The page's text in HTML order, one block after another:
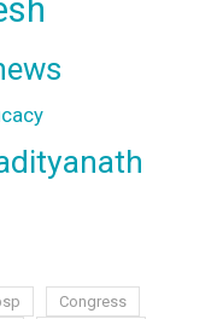
Congress